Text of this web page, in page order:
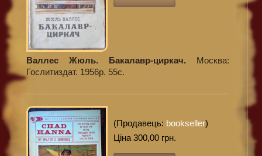
Валлес Жюль. Бакалавр-циркач. Москва:
Гослитиздат. 1956р. 55с.
(Продавець: bookseller)
Ціна 300,00 грн.